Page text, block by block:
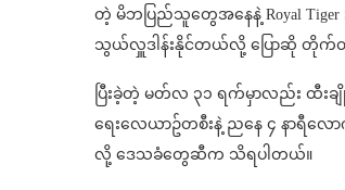
တဲ့ မိဘပြည်သူတွေအနေနဲ့ Royal
သွယ်လှူဒါန်းနိုင်တယ်လို့ ပြောဆို တိုက်တွ
ပြီးခဲ့တဲ့ မတ်လ ၃၁ ရက်မှာလည်း ထီးခ
ရေးလေယာဥ်တစီးနဲ့ ညနေ ၄ နာရီလေ
လို့ ဒေသခံတွေဆီက သိရပါတယ်။